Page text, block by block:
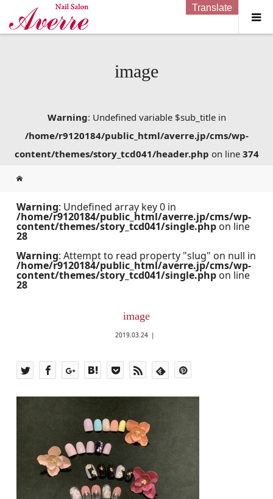
image
Warning: Undefined variable $sub_title in
/home/r9120184/public_html/averre.jp/cms/wp-
content/themes/story_tcd041/header.php on line 374
Warning: Undefined array key 0 in
/home/r9120184/public_html/averre.jp/cms/wp-
content/themes/story_tcd041/single.php on line
28
Warning: Attempt to read property "slug" on null in
/home/r9120184/public_html/averre.jp/cms/wp-
content/themes/story_tcd041/single.php on line
28
image
2019.03.24
Translate